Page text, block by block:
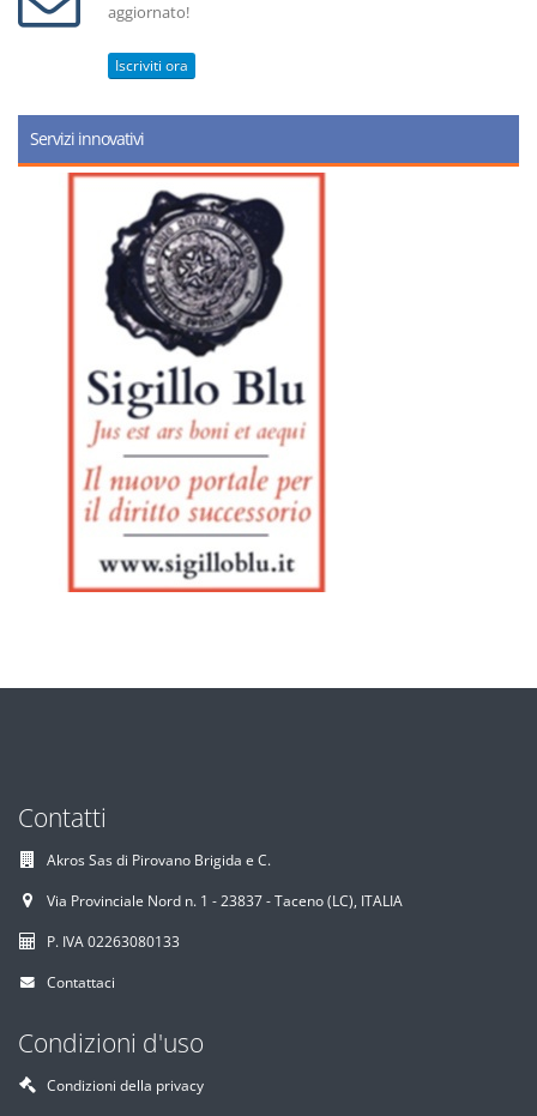
aggiornato!
Iscriviti ora
Servizi innovativi
Contatti
Akros Sas di Pirovano Brigida e C.
Via Provinciale Nord n. 1 - 23837 - Taceno (LC), ITALIA
P. IVA 02263080133
Contattaci
Condizioni d'uso
Condizioni della privacy